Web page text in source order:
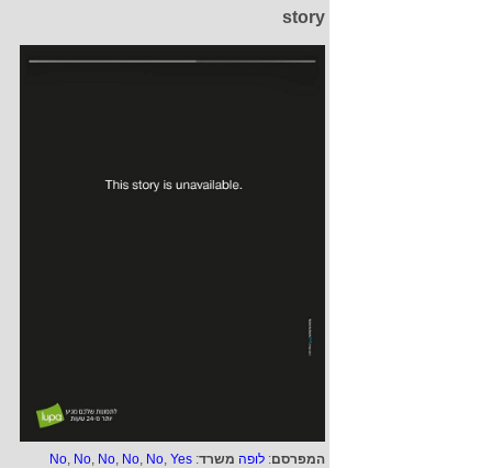
story
המפרסם: לופה משרד:
No, No, No, No, No, Yes